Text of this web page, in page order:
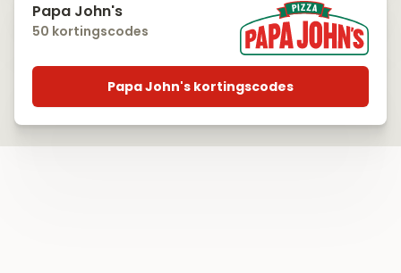
Papa John's
50 kortingscodes
Papa John's kortingscodes